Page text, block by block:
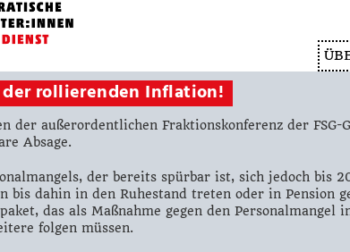
rollierenden Inflation!
der außerordentlichen Fraktionskonferenz der
Absage.
der bereits spürbar ist, sich jedoch bis
bis dahin in den Ruhestand treten oder in Pension
das als Maßnahme gegen den
folgen müssen.